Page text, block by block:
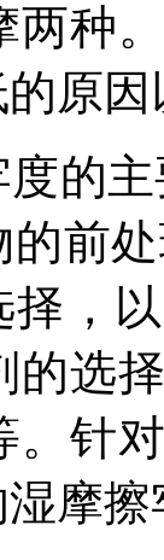
两种
原
的
前
，
的选
。针
摩擦